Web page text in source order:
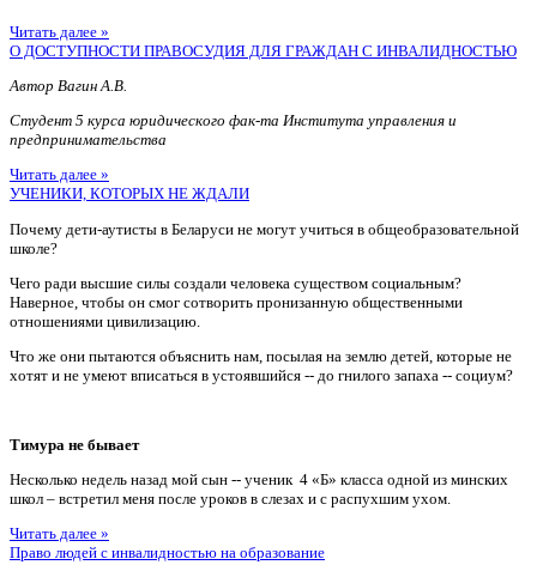
Читать далее »
О ДОСТУПНОСТИ ПРАВОСУДИЯ ДЛЯ ГРАЖДАН С ИНВАЛИДНОСТЬЮ
Автор Вагин А.В.
Студент 5 курса юридического фак-та Института управления и
предпринимательства
Читать далее »
УЧЕНИКИ, КОТОРЫХ НЕ ЖДАЛИ
Почему дети-аутисты в Беларуси не могут учиться в общеобразовательной
школе?
Чего ради высшие силы создали человека существом социальным?
Наверное, чтобы он смог сотворить пронизанную общественными
отношениями цивилизацию.
Что же они пытаются объяснить нам, посылая на землю детей, которые не
хотят и не умеют вписаться в устоявшийся -- до гнилого запаха -- социум?
Тимура не бывает
Несколько недель назад мой сын -- ученик 4 «Б» класса одной из минских
школ – встретил меня после уроков в слезах и с распухшим ухом.
Читать далее »
Право людей с инвалидностью на образование